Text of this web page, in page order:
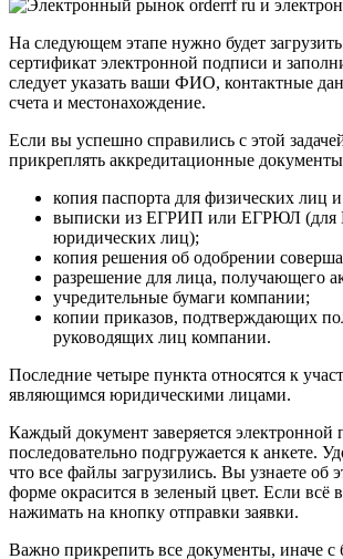
На следующем этапе нужно будет
сертификат электронной подписи и
следует указать ваши ФИО, контактные
счета и местонахождение.
Если вы успешно справились с этой
прикреплять аккредитационные
копия паспорта для физических лиц
выписки из ЕГРИП или ЕГРЮЛ
юридических лиц);
копия решения об одобрении
разрешение для лица, получающего
учредительные бумаги компании;
копии приказов, подтверждающих
руководящих лиц компании.
Последние четыре пункта относятся к
являющимся юридическими лицами.
Каждый документ заверяется электронной
последовательно подгружается к анкете.
что все файлы загрузились. Вы узнаете об
форме окрасится в зеленый цвет. Если всё
нажимать на кнопку отправки заявки.
Важно прикрепить все документы, иначе с